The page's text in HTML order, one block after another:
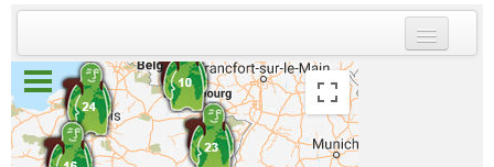
INSCRIVEZ-VOUS | ABONNEZ-VOUS